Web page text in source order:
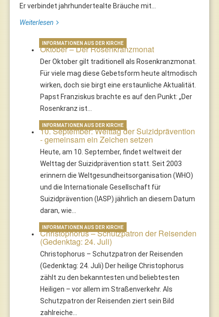
Er verbindet jahrhundertealte Bräuche mit...
Weiterlesen
Oktober – Der Rosenkranzmonat
Der Oktober gilt traditionell als Rosenkranzmonat.
Für viele mag diese Gebetsform heute altmodisch
wirken, doch sie birgt eine erstaunliche Aktualität.
Papst Franziskus brachte es auf den Punkt: „Der
Rosenkranz ist…
INFORMATIONEN AUS DER KIRCHE
10. September: Welttag der Suizidprävention
- gemeinsam ein Zeichen setzen
Heute, am 10. September, findet weltweit der
Welttag der Suizidprävention statt. Seit 2003
erinnern die Weltgesundheitsorganisation (WHO)
und die Internationale Gesellschaft für
Suizidprävention (IASP) jährlich an diesem Datum
daran, wie…
INFORMATIONEN AUS DER KIRCHE
Christophorus – Schutzpatron der Reisenden
(Gedenktag: 24. Juli)
Christophorus – Schutzpatron der Reisenden
(Gedenktag: 24. Juli) Der heilige Christophorus
zählt zu den bekanntesten und beliebtesten
Heiligen – vor allem im Straßenverkehr. Als
Schutzpatron der Reisenden ziert sein Bild
zahlreiche…
INFORMATIONEN AUS DER KIRCHE